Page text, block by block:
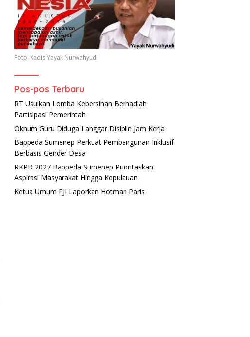
Foto: Kadis Yayak Nurwahyudi
Pos-pos Terbaru
RT Usulkan Lomba Kebersihan Berhadiah
Partisipasi Pemerintah
Oknum Guru Diduga Langgar Disiplin Jam Kerja
Bappeda Sumenep Perkuat Pembangunan Inklusif
Berbasis Gender Desa
RKPD 2027 Bappeda Sumenep Prioritaskan
Aspirasi Masyarakat Hingga Kepulauan
Ketua Umum PJI Laporkan Hotman Paris